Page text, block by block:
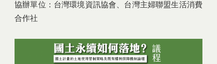
協辦單位：台灣環境資訊協會、台灣主婦聯盟生活消費
合作社